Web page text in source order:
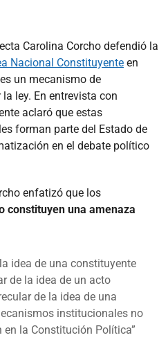
Carolina Corcho defendió la
Nacional Constituyente en
un mecanismo de
ley. En entrevista con
aclaró que estas
forman parte del Estado de
en el debate político
enfatizó que los
constituyen una amenaza
idea de una constituyente
de la idea de un acto
de la idea de una
institucionales no
en la Constitución Política